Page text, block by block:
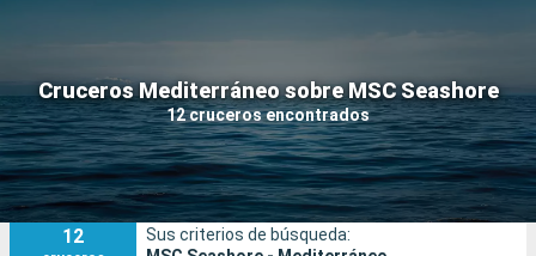
Cruceros Mediterráneo sobre MSC Seashore
12 cruceros encontrados
Nuestros destinos
Fecha de salida
Puertos Compañías
12
Sus criterios de búsqueda: